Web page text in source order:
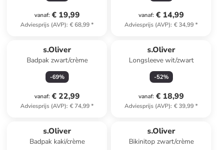
vanaf: € 19,99
Adviesprijs (AVP): € 68,99*
vanaf: € 14,99
Adviesprijs (AVP): € 34,99*
s.Oliver
Badpak zwart/crème
-69%
vanaf: € 22,99
Adviesprijs (AVP): € 74,99*
s.Oliver
Longsleeve wit/zwart
-52%
vanaf: € 18,99
Adviesprijs (AVP): € 39,99*
s.Oliver
Badpak kaki/crème
s.Oliver
Bikinitop zwart/crème